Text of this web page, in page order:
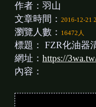
作者：羽山
文章時間： 2016-12-21
瀏覽人數： 16472人
標題： FZR化油器
網址： https://
內容：